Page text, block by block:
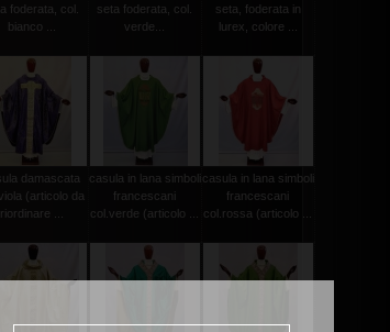
foderata, col.
bianco ...
seta foderata, col.
verde...
seta, foderata in
lurex, colore ...
damascata
(articolo da
riordinare ...
casula in lana simboli
francescani
col.verde (articolo ...
casula in lana simboli
francescani
col.rossa (articolo ...